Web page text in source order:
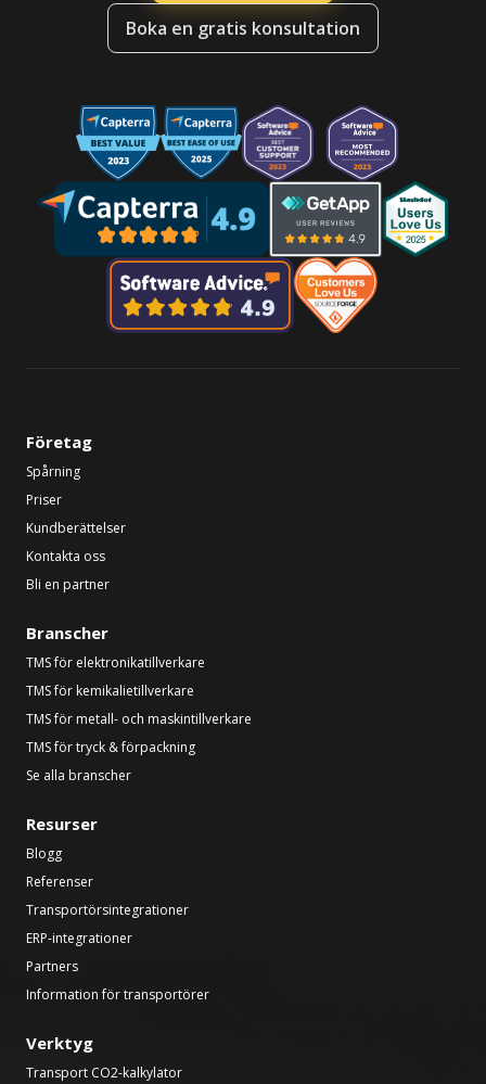
Boka en gratis konsultation
Företag
Spårning
Priser
Kundberättelser
Kontakta oss
Bli en partner
Branscher
TMS för elektronikatillverkare
TMS för kemikalietillverkare
TMS för metall- och maskintillverkare
TMS för tryck & förpackning
Se alla branscher
Resurser
Blogg
Referenser
Transportörsintegrationer
ERP-integrationer
Partners
Information för transportörer
Verktyg
Transport CO2-kalkylator